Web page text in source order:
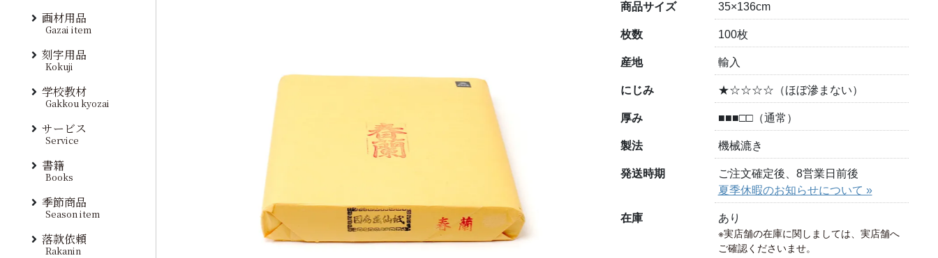
商品サイズ 35×136cm
枚数 100枚
産地 輸入
にじみ ★☆☆☆☆（ほぼ滲まない）
厚み ■■■□□（通常）
製法 機械漉き
発送時期
ご注文確定後、8営業日前後
夏季休暇のお知らせについて »
在庫 あり
※実店舗の在庫に関しましては、実店舗へ
ご確認くださいませ。
画材用品
Gazai item
刻字用品
Kokuji
学校教材
Gakkou kyozai
サービス
Service
書籍
Books
季節商品
Season item
落款依頼
Rakanin